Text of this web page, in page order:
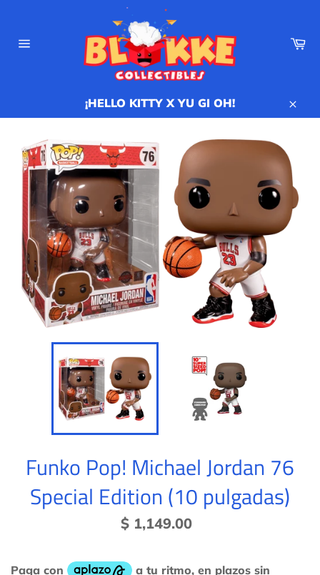
Navegación
¡HELLO KITTY X YU GI OH!
Funko Pop! Michael Jordan 76
Special Edition (10 pulgadas)
Precio
habitual
$ 1,149.00